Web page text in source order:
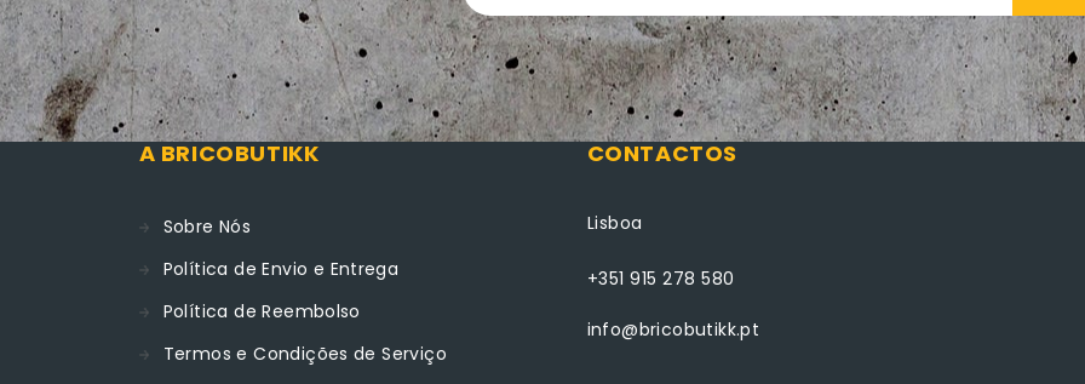
A BRICOBUTIKK
Sobre Nós
Política de Envio e Entrega
Política de Reembolso
Termos e Condições de Serviço
CONTACTOS
Lisboa
+351 915 278 580
info@bricobutikk.pt